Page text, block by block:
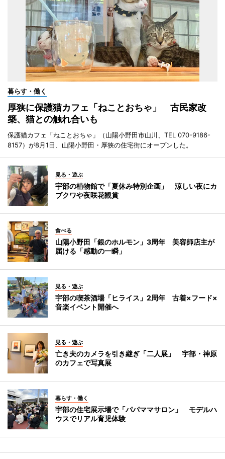
暮らす・働く
厚狭に保護猫カフェ「ねことおちゃ」 古民家改
築、猫との触れ合いも
保護猫カフェ「ねことおちゃ」（山陽小野田市山川、TEL 070-9186-
8157）が8月1日、山陽小野田・厚狭の住宅街にオープンした。
見る・遊ぶ
宇部の植物館で「夏休み特別企画」 涼しい夜にカ
ブクワや夜咲花観賞
食べる
山陽小野田「銀のホルモン」3周年 美容師店主が
届ける「感動の一瞬」
見る・遊ぶ
宇部の喫茶酒場「ヒライス」2周年 古着×フード×
音楽イベント開催へ
見る・遊ぶ
亡き夫のカメラを引き継ぎ「二人展」 宇部・神原
のカフェで写真展
暮らす・働く
宇部の住宅展示場で「パパママサロン」 モデルハ
ウスでリアル育児体験